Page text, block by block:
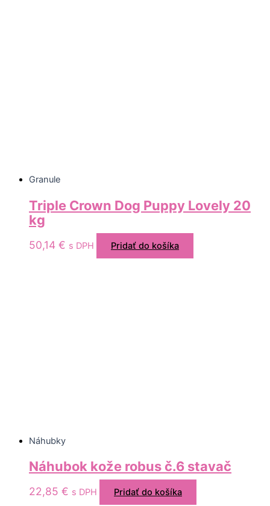
Granule
Triple Crown Dog Puppy Lovely 20
kg
50,14 € s DPH Pridať do košíka
Náhubky
Náhubok kože robus č.6 stavač
22,85 € s DPH Pridať do košíka